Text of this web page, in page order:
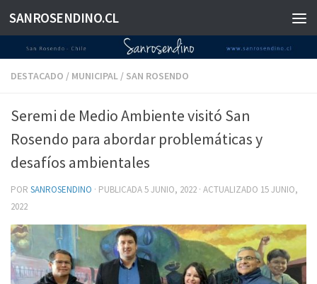
Saltar al contenido
SANROSENDINO.CL
DESTACADO / MUNICIPAL / SAN ROSENDO
Seremi de Medio Ambiente visitó San
Rosendo para abordar problemáticas y
desafíos ambientales
POR SANROSENDINO · PUBLICADA5 JUNIO, 2022 · ACTUALIZADO 15 JUNIO,
2022